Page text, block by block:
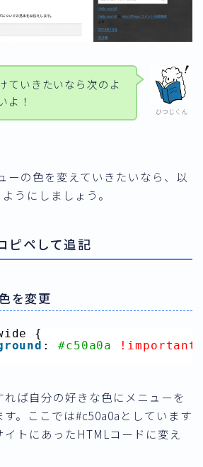
ひつじくん
ていきたいなら次のよ
よ！
ーの色を変えていきたいなら、以
うにしましょう。
ピペして追記
を変更
{
: #c50a0a !important
れば自分の好きな色にメニューを
。ここでは#c50a0aとしています
トにあったHTMLコードに変え